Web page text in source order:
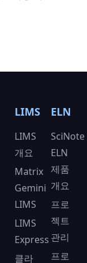
LIMS
LIMS
개요
Matrix
Gemini
LIMS
LIMS
Express
클라
ELN
SciNote
ELN
제품
개요
프로
젝트
관리
프로